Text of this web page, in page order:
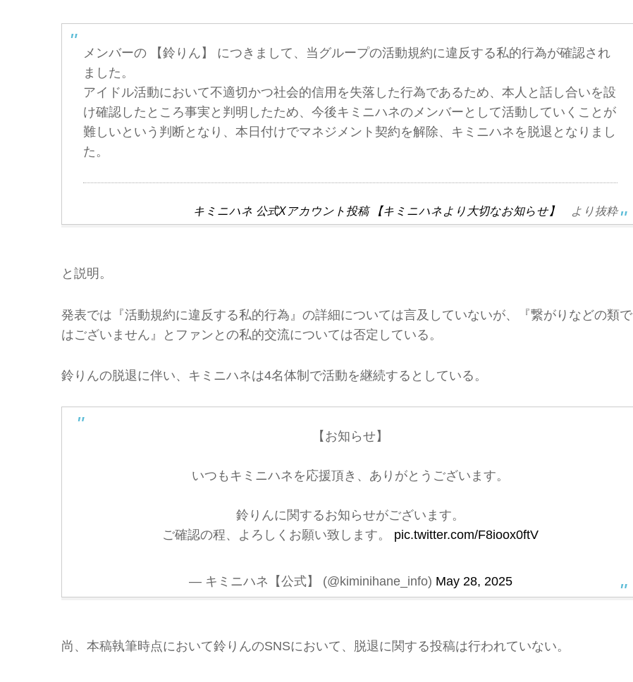
メンバーの 【鈴りん】 につきまして、当グループの活動規約に違反する私的行為が確認され
ました。
アイドル活動において不適切かつ社会的信用を失落した行為であるため、本人と話し合いを設
け確認したところ事実と判明したため、今後キミニハネのメンバーとして活動していくことが
難しいという判断となり、本日付けでマネジメント契約を解除、キミニハネを脱退となりまし
た。
キミニハネ 公式Xアカウント投稿 【キミニハネより大切なお知らせ】 より抜粋
と説明。
発表では『活動規約に違反する私的行為』の詳細については言及していないが、『繋がりなどの類で
はございません』とファンとの私的交流については否定している。
鈴りんの脱退に伴い、キミニハネは4名体制で活動を継続するとしている。
【お知らせ】
いつもキミニハネを応援頂き、ありがとうございます。
鈴りんに関するお知らせがございます。
ご確認の程、よろしくお願い致します。 pic.twitter.com/F8ioox0ftV
— キミニハネ【公式】 (@kiminihane_info) May 28, 2025
尚、本稿執筆時点において鈴りんのSNSにおいて、脱退に関する投稿は行われていない。